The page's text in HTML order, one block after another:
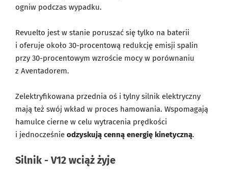
ogniw podczas wypadku.
Revuelto jest w stanie poruszać się tylko na baterii
i oferuje około 30-procentową redukcję emisji spalin
przy 30-procentowym wzroście mocy w porównaniu
z Aventadorem.
Zelektryfikowana przednia oś i tylny silnik elektryczny
mają też swój wkład w proces hamowania. Wspomagają
hamulce cierne w celu wytracenia prędkości
i jednocześnie odzyskują cenną energię kinetyczną.
Silnik - V12 wciąż żyje